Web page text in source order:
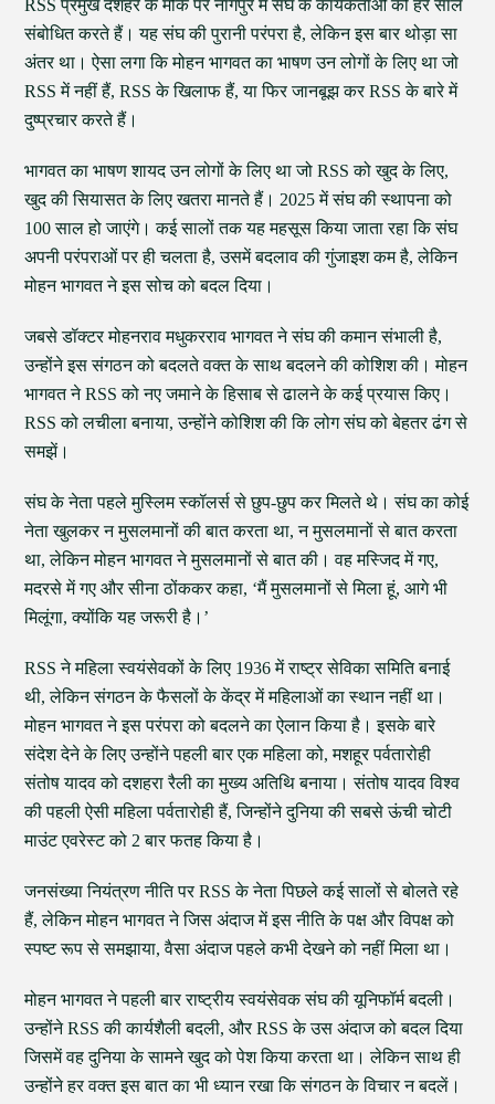
RSS प्रमुख दशहरे के मौके पर नागपुर में संघ के कार्यकर्ताओं को हर साल
संबोधित करते हैं। यह संघ की पुरानी परंपरा है, लेकिन इस बार थोड़ा सा
अंतर था। ऐसा लगा कि मोहन भागवत का भाषण उन लोगों के लिए था जो
RSS में नहीं हैं, RSS के खिलाफ हैं, या फिर जानबूझ कर RSS के बारे में
दुष्प्रचार करते हैं।
भागवत का भाषण शायद उन लोगों के लिए था जो RSS को खुद के लिए,
खुद की सियासत के लिए खतरा मानते हैं। 2025 में संघ की स्थापना को
100 साल हो जाएंगे। कई सालों तक यह महसूस किया जाता रहा कि संघ
अपनी परंपराओं पर ही चलता है, उसमें बदलाव की गुंजाइश कम है, लेकिन
मोहन भागवत ने इस सोच को बदल दिया।
जबसे डॉक्टर मोहनराव मधुकरराव भागवत ने संघ की कमान संभाली है,
उन्होंने इस संगठन को बदलते वक्त के साथ बदलने की कोशिश की। मोहन
भागवत ने RSS को नए जमाने के हिसाब से ढालने के कई प्रयास किए।
RSS को लचीला बनाया, उन्होंने कोशिश की कि लोग संघ को बेहतर ढंग से
समझें।
संघ के नेता पहले मुस्लिम स्कॉलर्स से छुप-छुप कर मिलते थे। संघ का कोई
नेता खुलकर न मुसलमानों की बात करता था, न मुसलमानों से बात करता
था, लेकिन मोहन भागवत ने मुसलमानों से बात की। वह मस्जिद में गए,
मदरसे में गए और सीना ठोंककर कहा, ‘मैं मुसलमानों से मिला हूं, आगे भी
मिलूंगा, क्योंकि यह जरूरी है।’
RSS ने महिला स्वयंसेवकों के लिए 1936 में राष्ट्र सेविका समिति बनाई
थी, लेकिन संगठन के फैसलों के केंद्र में महिलाओं का स्थान नहीं था।
मोहन भागवत ने इस परंपरा को बदलने का ऐलान किया है। इसके बारे
संदेश देने के लिए उन्होंने पहली बार एक महिला को, मशहूर पर्वतारोही
संतोष यादव को दशहरा रैली का मुख्य अतिथि बनाया। संतोष यादव विश्व
की पहली ऐसी महिला पर्वतारोही हैं, जिन्होंने दुनिया की सबसे ऊंची चोटी
माउंट एवरेस्ट को 2 बार फतह किया है।
जनसंख्या नियंत्रण नीति पर RSS के नेता पिछले कई सालों से बोलते रहे
हैं, लेकिन मोहन भागवत ने जिस अंदाज में इस नीति के पक्ष और विपक्ष को
स्पष्ट रूप से समझाया, वैसा अंदाज पहले कभी देखने को नहीं मिला था।
मोहन भागवत ने पहली बार राष्ट्रीय स्वयंसेवक संघ की यूनिफॉर्म बदली।
उन्होंने RSS की कार्यशैली बदली, और RSS के उस अंदाज को बदल दिया
जिसमें वह दुनिया के सामने खुद को पेश किया करता था। लेकिन साथ ही
उन्होंने हर वक्त इस बात का भी ध्यान रखा कि संगठन के विचार न बदलें।